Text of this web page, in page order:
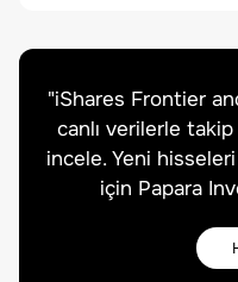
"iShares Frontier
canlı verilerle
incele. Yeni
için Papara